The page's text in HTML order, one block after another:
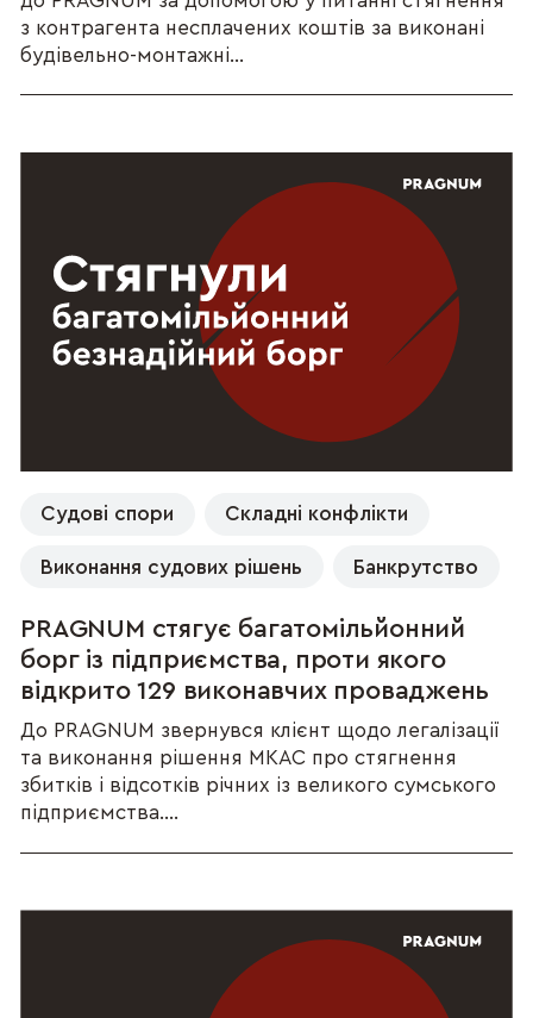
з контрагента несплачених коштів за виконані
будівельно-монтажні...
Судові спори Складні конфлікти
Виконання судових рішень Банкрутство
PRAGNUM стягує багатомільйонний
борг із підприємства, проти якого
відкрито 129 виконавчих проваджень
До PRAGNUM звернувся клієнт щодо легалізації
та виконання рішення МКАС про стягнення
збитків і відсотків річних із великого сумського
підприємства....